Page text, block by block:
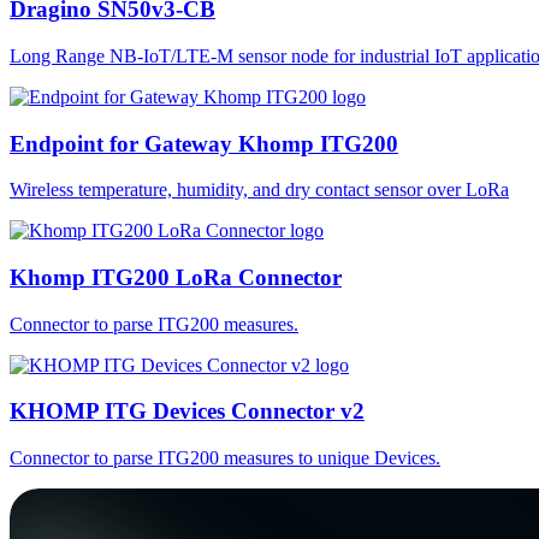
Dragino SN50v3-CB
Long Range NB-IoT/LTE-M sensor node for industrial IoT
Endpoint for Gateway Khomp ITG200
Wireless temperature, humidity, and dry contact sensor over LoRa
Khomp ITG200 LoRa Connector
Connector to parse ITG200 measures.
KHOMP ITG Devices Connector v2
Connector to parse ITG200 measures to unique Devices.